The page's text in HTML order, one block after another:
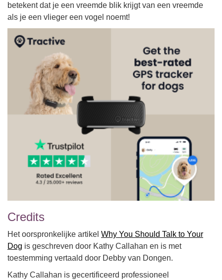
betekent dat je een vreemde blik krijgt van een vreemde
als je een vlieger een vogel noemt!
Credits
Het oorspronkelijke artikel Why You Should Talk to Your
Dog is geschreven door Kathy Callahan en is met
toestemming vertaald door Debby van Dongen.
Kathy Callahan is gecertificeerd professioneel